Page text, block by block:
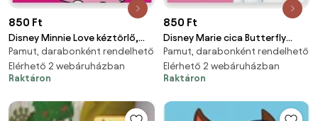
850 Ft
Disney Minnie Love kéztörlő,
arctörlő, törölköző 30x30cm
Pamut, darabonként rendelhető
Elérhető 2 webáruházban
Raktáron
850 Ft
Disney Marie cica Butterfly
kéztörlő, arctörlő, törölköző
30x30cm
Pamut, darabonként rendelhető
Elérhető 2 webáruházban
Raktáron